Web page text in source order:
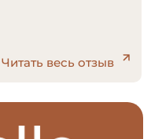
Читать весь отзыв